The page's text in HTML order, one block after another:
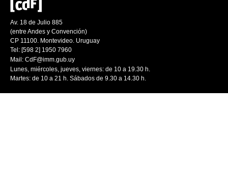
Av. 18 de Julio 885
(entre Andes y Convención)
CP 11100. Montevideo. Uruguay
Tel: [598 2] 1950 7960
Mail: CdF@imm.gub.uy
Lunes, miércoles, jueves, viernes: de 10 a 19.30 h.
Martes: de 10 a 21 h. Sábados de 9.30 a 14.30 h.